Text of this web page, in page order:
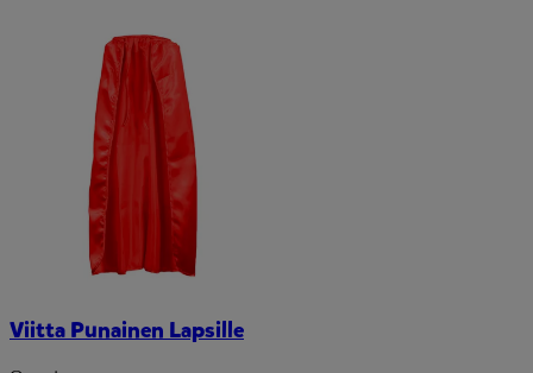
Viitta Punainen Lapsille